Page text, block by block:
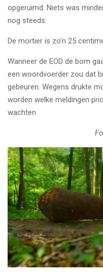
opgeruimd. Niets was
nog steeds.
De mortier is zo'n 25
Wanneer de EOD de bom
een woordvoerder zou dat
gebeuren. Wegens drukte
worden welke meldingen
wachten.